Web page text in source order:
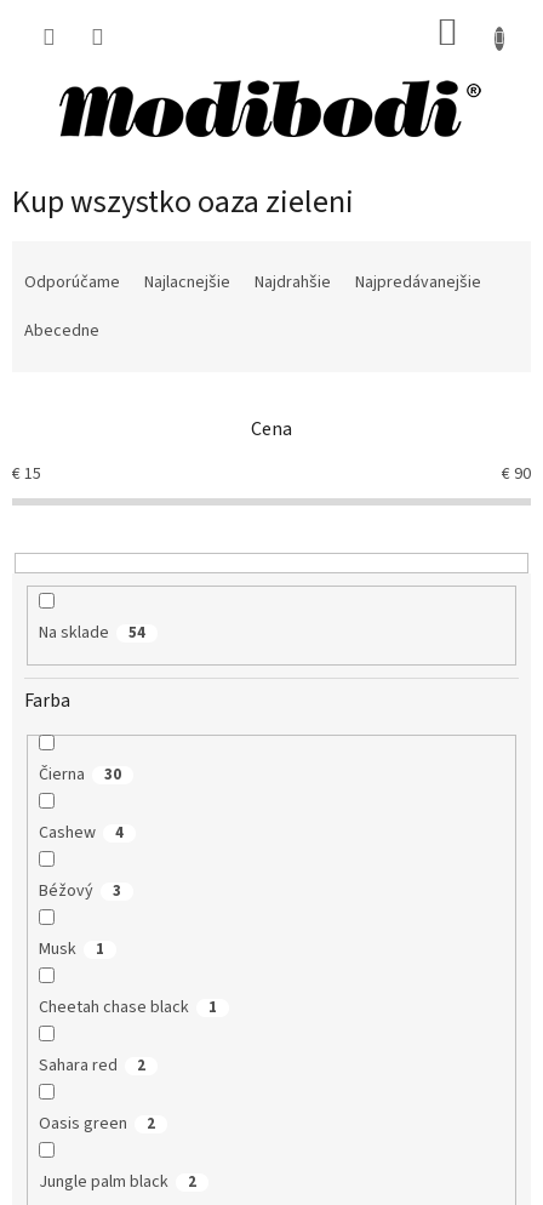
Kup wszystko oaza zieleni
r
o
u
k
Odporúčame Najlacnejšie Najdrahšie
Najpredávanejšie
Abecedne
Cena
€15 €90
Na sklade 54
Farba
Čierna 30
Cashew 4
Béžový 3
Musk 1
Cheetah chase black 1
Sahara red 2
Oasis green 2
Jungle palm black 2